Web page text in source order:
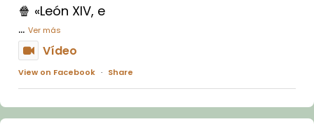
🍿 «León XIV, e
... Ver más
Vídeo
View on Facebook · Share
Arquebisbat de Barcelona